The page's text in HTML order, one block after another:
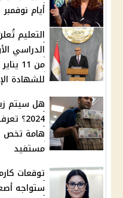
أيام
التعليم
للشهادة
2024؟
مستفيد
ستواجه